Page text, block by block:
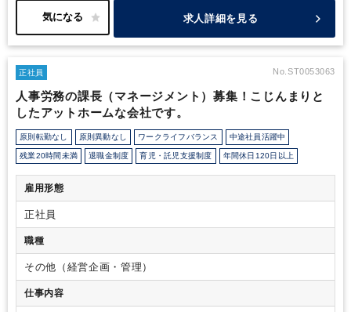
イメージしやすい職場です。
求人詳細を見る
正社員 No.ST0053063
人事労務の課長（マネージメント）募集！こじんまりと
したアットホームな会社です。
原則転勤なし 原則異動なし ワークライフバランス 中途社員活躍中
残業20時間未満 退職金制度 育児・託児支援制度 年間休日120日以上
雇用形態
正社員
職種
その他（経営企画・管理）
仕事内容